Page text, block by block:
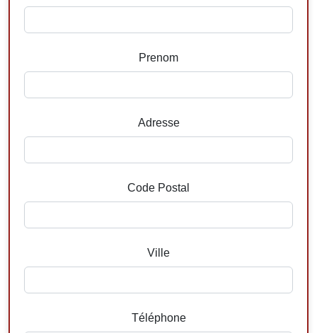
Prenom
Adresse
Code Postal
Ville
Téléphone